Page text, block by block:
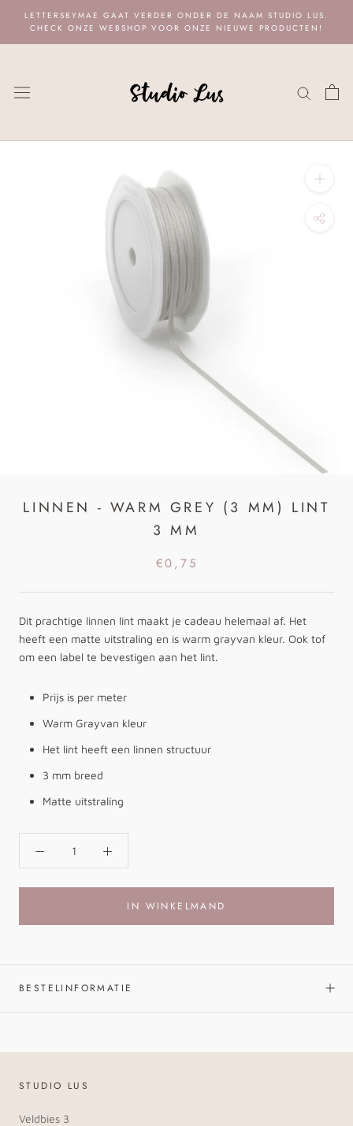
content
LETTERSBYMAE GAAT VERDER ONDER DE NAAM STUDIO LUS.
CHECK ONZE WEBSHOP VOOR ONZE NIEUWE PRODUCTEN!
LINNEN - WARM GREY (3 MM) LINT
3 MM
€0,75
Dit prachtige linnen lint maakt je cadeau helemaal af. Het
heeft een matte uitstraling en is warm grayvan kleur. Ook tof
om een label te bevestigen aan het lint.
Prijs is per meter
Warm Grayvan kleur
Het lint heeft een linnen structuur
3 mm breed
Matte uitstraling
IN WINKELMAND
BESTELINFORMATIE
STUDIO LUS
Veldbies 3